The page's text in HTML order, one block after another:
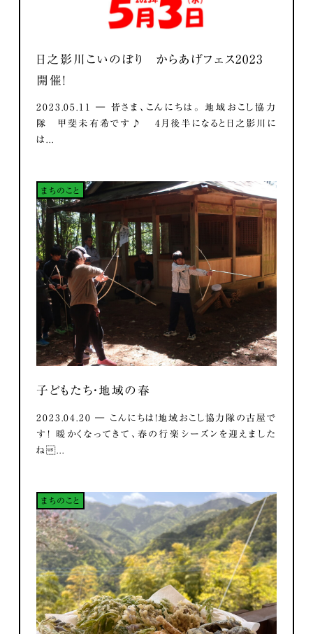
日之影川こいのぼり からあげフェス2023
開催！
2023.05.11 ― 皆さま、こんにちは。 地域おこし協力
隊 甲斐未有希です♪ 4月後半になると日之影川に
は...
まちのこと
子どもたち・地域の春
2023.04.20 ― こんにちは！地域おこし協力隊の古屋で
す！ 暖かくなってきて、春の行楽シーズンを迎えました
ね...
まちのこと